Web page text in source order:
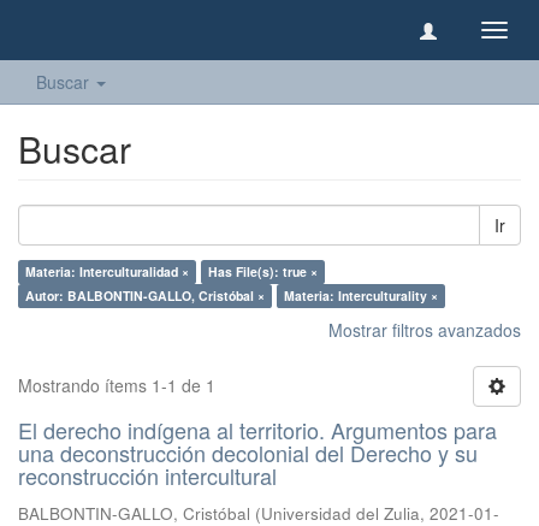
Buscar
Buscar
Ir
Materia: Interculturalidad ×
Has File(s): true ×
Autor: BALBONTIN-GALLO, Cristóbal ×
Materia: Interculturality ×
Mostrar filtros avanzados
Mostrando ítems 1-1 de 1
El derecho indígena al territorio. Argumentos para
una deconstrucción decolonial del Derecho y su
reconstrucción intercultural
BALBONTIN-GALLO, Cristóbal (Universidad del Zulia, 2021-01-